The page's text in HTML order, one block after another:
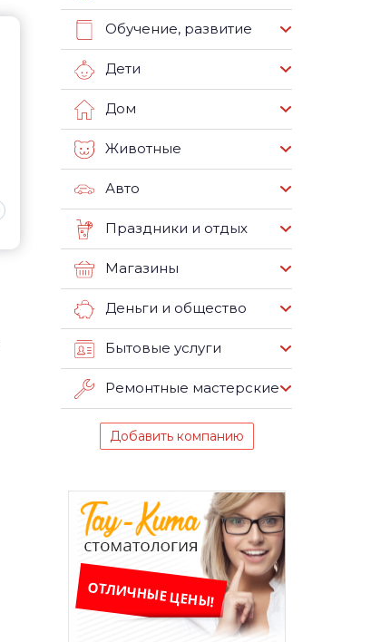
Обучение, развитие
Дети
Дом
Животные
Авто
Праздники и отдых
Магазины
Деньги и общество
Бытовые услуги
Ремонтные мастерские
Добавить компанию